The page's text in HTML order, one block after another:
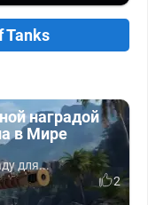
Tanks
наградой
в Мире
для...
2